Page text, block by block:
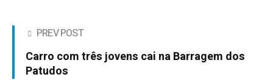
PREV POST
Carro com três jovens cai na Barragem dos
Patudos